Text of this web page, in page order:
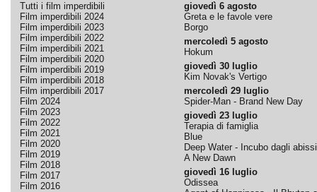
Tutti i film imperdibili
Film imperdibili 2024
Film imperdibili 2023
Film imperdibili 2022
Film imperdibili 2021
Film imperdibili 2020
Film imperdibili 2019
Film imperdibili 2018
Film imperdibili 2017
Film 2024
Film 2023
Film 2022
Film 2021
Film 2020
Film 2019
Film 2018
Film 2017
Film 2016
giovedì 6 agosto
Greta e le favole vere
Borgo
mercoledì 5 agosto
Hokum
giovedì 30 luglio
Kim Novak's Vertigo
mercoledì 29 luglio
Spider-Man - Brand New Day
giovedì 23 luglio
Terapia di famiglia
Blue
Deep Water - Incubo dagli abissi
A New Dawn
giovedì 16 luglio
Odissea